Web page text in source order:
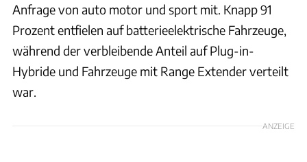
Anfrage von auto motor und sport mit. Knapp 91
Prozent entfielen auf batterieelektrische Fahrzeuge,
während der verbleibende Anteil auf Plug-in-
Hybride und Fahrzeuge mit Range Extender verteilt
war.
ANZEIGE